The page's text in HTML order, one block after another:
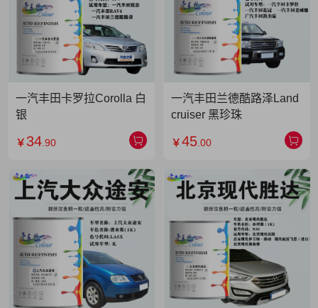
一汽丰田卡罗拉Corolla 白
银
￥ 34 .90
一汽丰田兰德酷路泽Land
cruiser 黑珍珠
￥45 .00